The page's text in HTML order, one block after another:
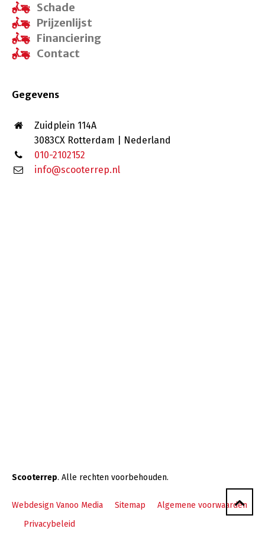
Schade
Prijzenlijst
Financiering
Contact
Gegevens
Zuidplein 114A
3083CX Rotterdam | Nederland
010-2102152
info@scooterrep.nl
Scooterrep. Alle rechten voorbehouden.
Webdesign Vanoo Media Sitemap
Algemene voorwaarden
Privacybeleid